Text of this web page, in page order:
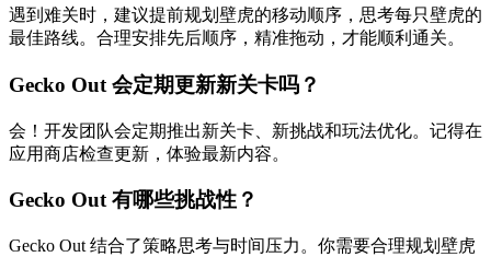
遇到难关时，建议提前规划壁虎的移动顺序，思考每只壁虎的
最佳路线。合理安排先后顺序，精准拖动，才能顺利通关。
Gecko Out 会定期更新新关卡吗？
会！开发团队会定期推出新关卡、新挑战和玩法优化。记得在
应用商店检查更新，体验最新内容。
Gecko Out 有哪些挑战性？
Gecko Out 结合了策略思考与时间压力。你需要合理规划壁虎